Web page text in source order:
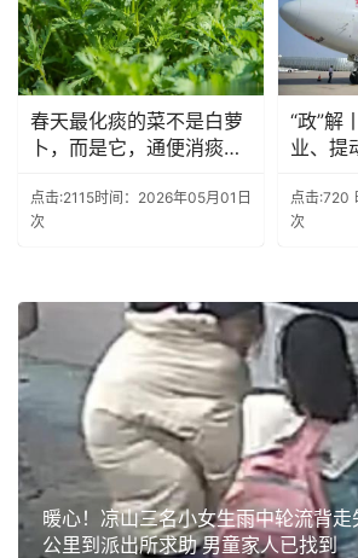
春天最化痰的菜不是白萝
卜，而是它，通便消痰又
点击:2115
次
时间：2026年05月01日
“政”解
业、提
点击:720
次
暖心！凉山三名小女生雨中轮流背
公里到派出所求助 男童家人已找到